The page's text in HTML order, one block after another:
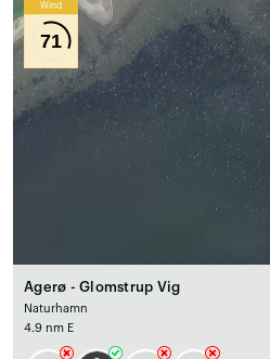
Wind
71
Agerø - Glomstrup Vig
Naturhamn
4.9 nm E